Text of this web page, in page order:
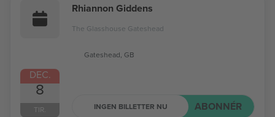
DEC.
8
TIR.
Rhiannon Giddens
The Glasshouse Gateshead
Gateshead, GB
INGEN BILLETTER NU ABONNÉR